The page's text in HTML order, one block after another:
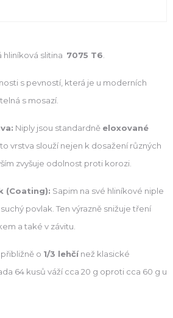
hliníková slitina 7075 T6
s pevností, která je u moderních
s mosazí.
Niply jsou standardně eloxované
vrstva slouží nejen k dosažení různých
zvyšuje odolnost proti korozi.
(Coating): Sapim na své hliníkové niple
povlak. Ten výrazně snižuje tření
a také v závitu.
o 1/3 lehčínež klasické
64 kusů váží cca 20 g oproti cca 60 g u